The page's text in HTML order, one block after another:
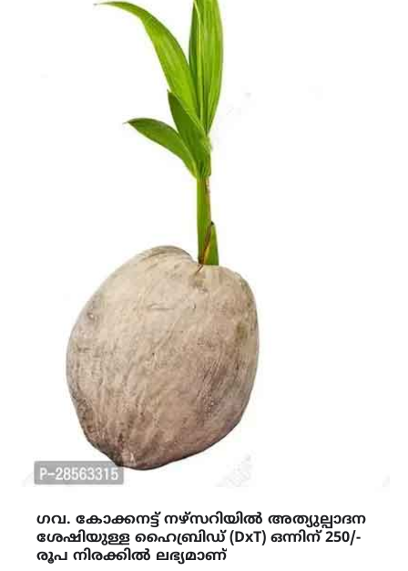
ഗവ. കോക്കനട്ട് നഴ്സറിയിൽ അത്യുല്പാദന
ശേഷിയുള്ള ഹൈബ്രിഡ് (DxT) ഒന്നിന് 250/-
രൂപ നിരക്കിൽ ലഭ്യമാണ്